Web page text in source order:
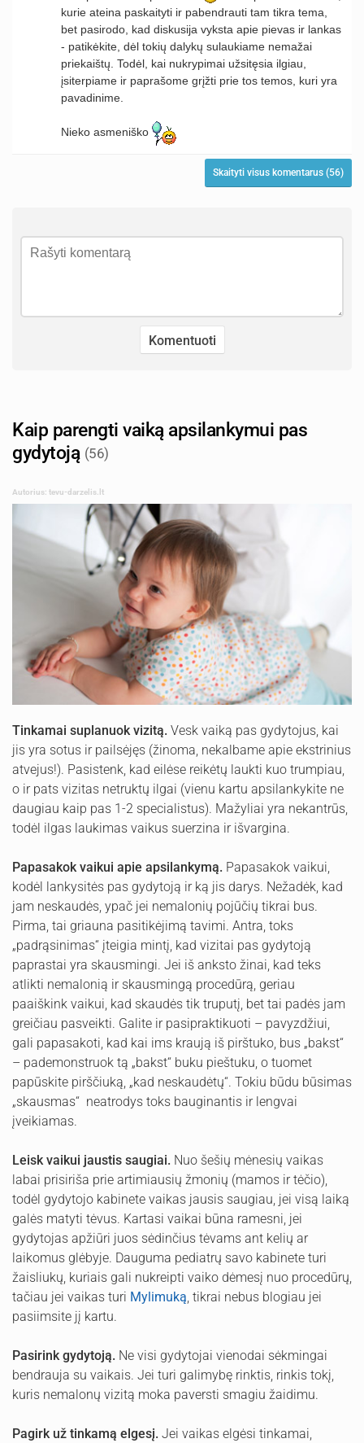
kurie ateina paskaityti ir pabendrauti tam tikra tema,
bet pasirodo, kad diskusija vyksta apie pievas ir lankas
- patikėkite, dėl tokių dalykų sulaukiame nemažai
priekaištų. Todėl, kai nukrypimai užsitęsia ilgiau,
įsiterpiame ir paprašome grįžti prie tos temos, kuri yra
pavadinime.
Nieko asmeniško
Skaityti visus komentarus (56)
Kaip parengti vaiką apsilankymui pas
gydytoją (56)
Autorius: tevu-darzelis.lt
Tinkamai suplanuok vizitą. Vesk vaiką pas gydytojus, kai
jis yra sotus ir pailsėjęs (žinoma, nekalbame apie ekstrinius
atvejus!). Pasistenk, kad eilėse reikėtų laukti kuo trumpiau,
o ir pats vizitas netruktų ilgai (vienu kartu apsilankykite ne
daugiau kaip pas 1-2 specialistus). Mažyliai yra nekantrūs,
todėl ilgas laukimas vaikus suerzina ir išvargina.
Papasakok vaikui apie apsilankymą. Papasakok vaikui,
kodėl lankysitės pas gydytoją ir ką jis darys. Nežadėk, kad
jam neskaudės, ypač jei nemalonių pojūčių tikrai bus.
Pirma, tai griauna pasitikėjimą tavimi. Antra, toks
„padrąsinimas“ įteigia mintį, kad vizitai pas gydytoją
paprastai yra skausmingi. Jei iš anksto žinai, kad teks
atlikti nemalonią ir skausmingą procedūrą, geriau
paaiškink vaikui, kad skaudės tik truputį, bet tai padės jam
greičiau pasveikti. Galite ir pasipraktikuoti – pavyzdžiui,
gali papasakoti, kad kai ims kraują iš pirštuko, bus „bakst“
– pademonstruok tą „bakst“ buku pieštuku, o tuomet
papūskite pirščiuką, „kad neskaudėtų“. Tokiu būdu būsimas
„skausmas“ neatrodys toks bauginantis ir lengvai
įveikiamas.
Leisk vaikui jaustis saugiai. Nuo šešių mėnesių vaikas
labai prisiriša prie artimiausių žmonių (mamos ir tėčio),
todėl gydytojo kabinete vaikas jausis saugiau, jei visą laiką
galės matyti tėvus. Kartasi vaikai būna ramesni, jei
gydytojas apžiūri juos sėdinčius tėvams ant kelių ar
laikomus glėbyje. Dauguma pediatrų savo kabinete turi
žaisliukų, kuriais gali nukreipti vaiko dėmesį nuo procedūrų,
tačiau jei vaikas turi Mylimuką, tikrai nebus blogiau jei
pasiimsite jį kartu.
Pasirink gydytoją. Ne visi gydytojai vienodai sėkmingai
bendrauja su vaikais. Jei turi galimybę rinktis, rinkis tokį,
kuris nemalonų vizitą moka paversti smagiu žaidimu.
Pagirk už tinkamą elgesį. Jei vaikas elgėsi tinkamai,